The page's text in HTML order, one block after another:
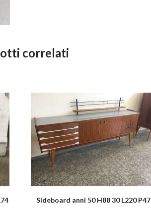
correlati
Sideboard anni 50 H88 30 L220 P47